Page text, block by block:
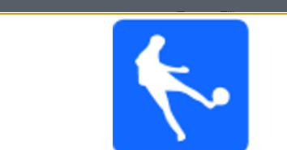
PPV
Trnava - Zilina
10.5.2026 Slovak Super Liga por
161
PELIÄ
KESKIARVO
1,5
KANAVAT PER